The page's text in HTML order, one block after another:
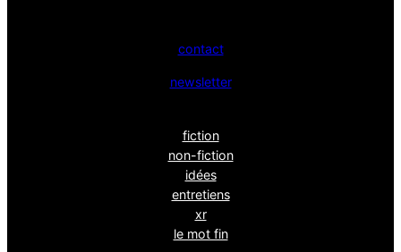
contact
newsletter
fiction
non-fiction
idées
entretiens
xr
le mot fin